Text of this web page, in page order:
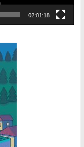
02:01:18